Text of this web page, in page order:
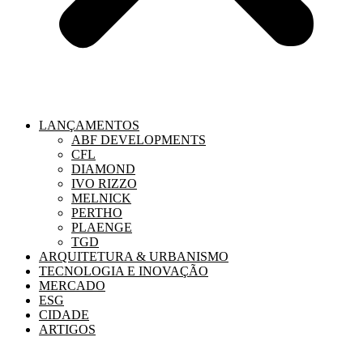
LANÇAMENTOS
ABF DEVELOPMENTS
CFL
DIAMOND
IVO RIZZO
MELNICK
PERTHO
PLAENGE
TGD
ARQUITETURA & URBANISMO
TECNOLOGIA E INOVAÇÃO
MERCADO
ESG
CIDADE
ARTIGOS